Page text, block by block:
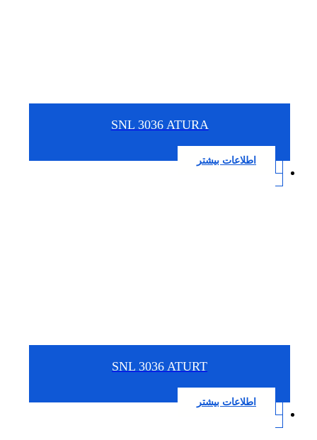
SNL 3036 ATURA
اطلاعات بیشتر
SNL 3036 ATURT
اطلاعات بیشتر